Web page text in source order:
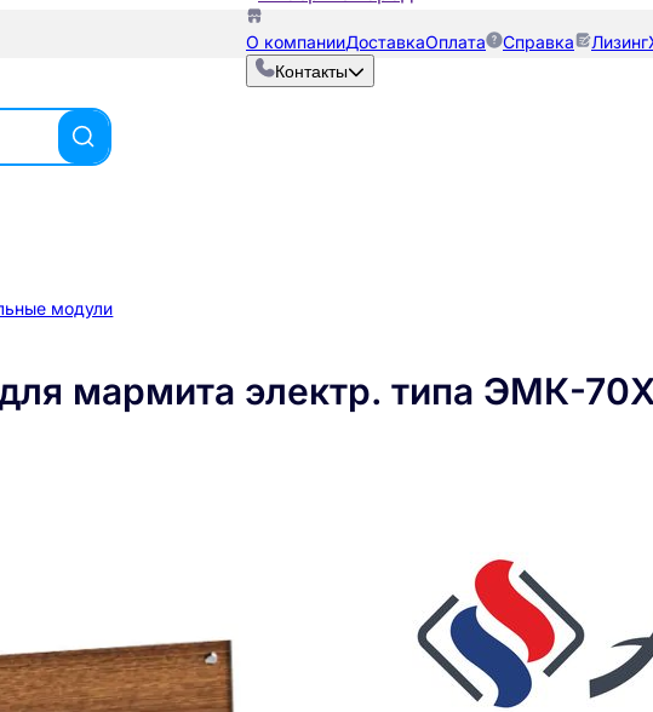
О компанииДоставкаОплата Справка Лизинг
Контакты
модули
мармита электр. типа ЭМК-